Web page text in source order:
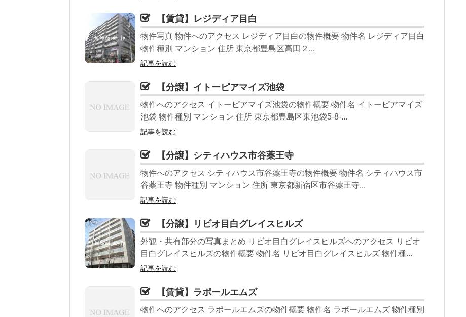
【賃貸】レジディア目白
物件写真 物件へのアクセス レジディア目白の物件概要 物件名 レジディア目白
物件種別 マンション 住所 東京都豊島区高田２...
記事を読む
【分譲】イトーピアマイズ池袋
物件へのアクセス イトーピアマイズ池袋の物件概要 物件名 イトーピアマイズ
池袋 物件種別 マンション 住所 東京都豊島区東池袋5-8-...
記事を読む
【分譲】シティハウス市谷薬王寺
物件へのアクセス シティハウス市谷薬王寺の物件概要 物件名 シティハウス市
谷薬王寺 物件種別 マンション 住所 東京都新宿区市谷薬王寺...
記事を読む
【分譲】リビオ目白グレイスヒルズ
外観・共有部分の写真まとめ リビオ目白グレイスヒルズへのアクセス リビオ
目白グレイスヒルズの物件概要 物件名 リビオ目白グレイスヒルズ 物件種...
記事を読む
【賃貸】ラポールエムズ
物件へのアクセス ラポールエムズの物件概要 物件名 ラポールエムズ 物件種別